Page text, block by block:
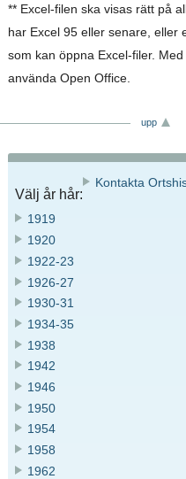
** Excel-filen ska visas rätt på
har Excel 95 eller senare, eller
som kan öppna Excel-filer.
använda Open Office.
upp
Välj år hår:
1919
1920
1922-23
1926-27
1930-31
1934-35
1938
1942
1946
1950
1954
1958
1962
Kontakta